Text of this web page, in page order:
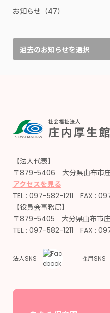
お知らせ（47）
【法人代表】
〒879-5406 大分県由布市庄
アクセスを見る
TEL : 097-582-1211 FAX :
【役員会事務局】
〒879-5405 大分県由布市庄
TEL : 097-582-1211 FAX :
法人SNS 採用SNS